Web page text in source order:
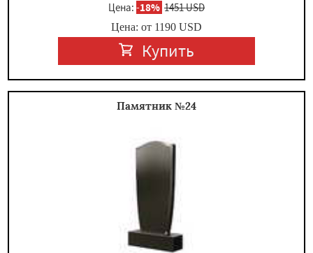
Цена: -18% 1451 USD
Цена: от 1190 USD
Купить
Памятник №24